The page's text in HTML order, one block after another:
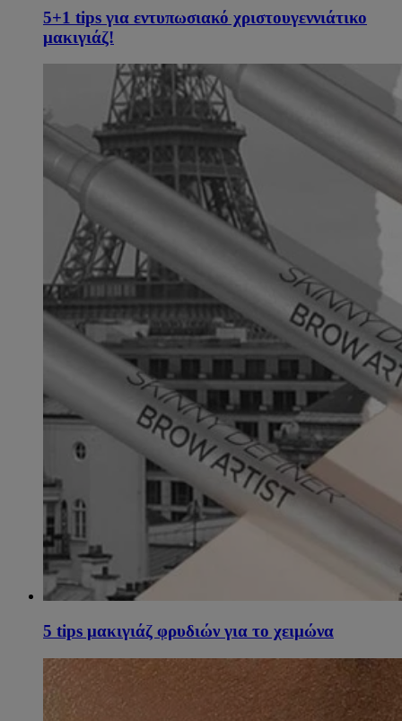
5+1 tips για εντυπωσιακό χριστουγεννιάτικο
μακιγιάζ!
5 tips μακιγιάζ φρυδιών για το χειμώνα